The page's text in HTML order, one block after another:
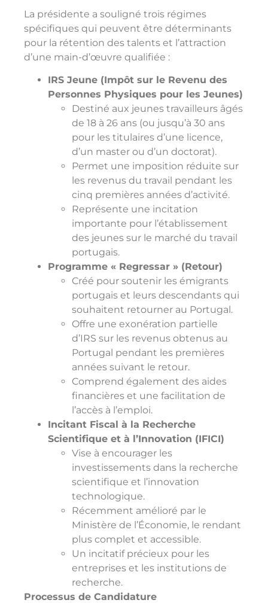
La présidente a souligné trois régimes
spécifiques qui peuvent être déterminants
pour la rétention des talents et l’attraction
d’une main-d’œuvre qualifiée :
IRS Jeune (Impôt sur le Revenu des
Personnes Physiques pour les Jeunes)
Destiné aux jeunes travailleurs âgés
de 18 à 26 ans (ou jusqu’à 30 ans
pour les titulaires d’une licence,
d’un master ou d’un doctorat).
Permet une imposition réduite sur
les revenus du travail pendant les
cinq premières années d’activité.
Représente une incitation
importante pour l’établissement
des jeunes sur le marché du travail
portugais.
Programme « Regressar » (Retour)
Créé pour soutenir les émigrants
portugais et leurs descendants qui
souhaitent retourner au Portugal.
Offre une exonération partielle
d’IRS sur les revenus obtenus au
Portugal pendant les premières
années suivant le retour.
Comprend également des aides
financières et une facilitation de
l’accès à l’emploi.
Incitant Fiscal à la Recherche
Scientifique et à l’Innovation (IFICI)
Vise à encourager les
investissements dans la recherche
scientifique et l’innovation
technologique.
Récemment amélioré par le
Ministère de l’Économie, le rendant
plus complet et accessible.
Un incitatif précieux pour les
entreprises et les institutions de
recherche.
Processus de Candidature